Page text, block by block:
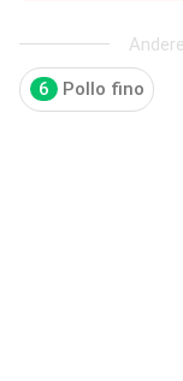
6 Pollo fino